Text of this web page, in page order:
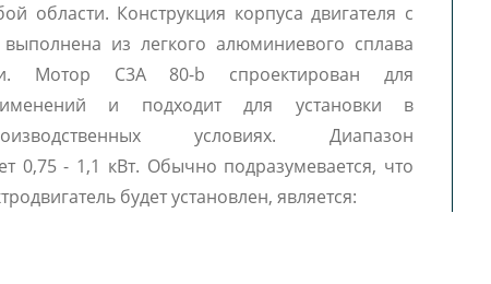
области. Конструкция корпуса двигателя с
из легкого алюминиевого сплава
Мотор C3A 80-b спроектирован для
и подходит для установки в
условиях. Диапазон
0,75 - 1,1 кВт. Обычно подразумевается, что
будет установлен, является: